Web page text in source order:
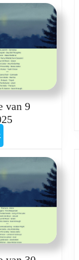
van 9
Blaustunde
februari
2025